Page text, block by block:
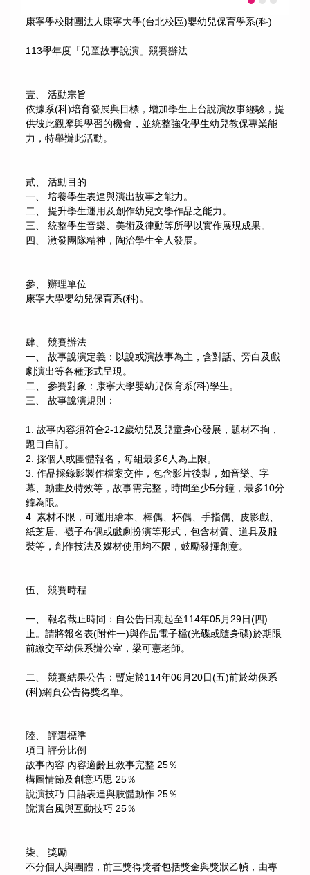
康寧學校財團法人康寧大學(台北校區)嬰幼兒保育學系(科)
113學年度「兒童故事說演」競賽辦法
壹、 活動宗旨
依據系(科)培育發展與目標，增加學生上台說演故事經驗，提
供彼此觀摩與學習的機會，並統整強化學生幼兒教保專業能
力，特舉辦此活動。
貳、 活動目的
一、 培養學生表達與演出故事之能力。
二、 提升學生運用及創作幼兒文學作品之能力。
三、 統整學生音樂、美術及律動等所學以實作展現成果。
四、 激發團隊精神，陶治學生全人發展。
參、 辦理單位
康寧大學嬰幼兒保育系(科)。
肆、 競賽辦法
一、 故事說演定義：以說或演故事為主，含對話、旁白及戲
劇演出等各種形式呈現。
二、 參賽對象：康寧大學嬰幼兒保育系(科)學生。
三、 故事說演規則：
1. 故事內容須符合2-12歲幼兒及兒童身心發展，題材不拘，
題目自訂。
2. 採個人或團體報名，每組最多6人為上限。
3. 作品採錄影製作檔案交件，包含影片後製，如音樂、字
幕、動畫及特效等，故事需完整，時間至少5分鐘，最多10分
鐘為限。
4. 素材不限，可運用繪本、棒偶、杯偶、手指偶、皮影戲、
紙芝居、襪子布偶或戲劇扮演等形式，包含材質、道具及服
裝等，創作技法及媒材使用均不限，鼓勵發揮創意。
伍、 競賽時程
一、 報名截止時間：自公告日期起至114年05月29日(四)
止。請將報名表(附件一)與作品電子檔(光碟或隨身碟)於期限
前繳交至幼保系辦公室，梁可憲老師。
二、 競賽結果公告：暫定於114年06月20日(五)前於幼保系
(科)網頁公告得獎名單。
陸、 評選標準
項目 評分比例
故事內容 內容適齡且敘事完整 25％
構圖情節及創意巧思 25％
說演技巧 口語表達與肢體動作 25％
說演台風與互動技巧 25％
柒、 獎勵
不分個人與團體，前三獎得獎者包括獎金與獎狀乙幀，由專